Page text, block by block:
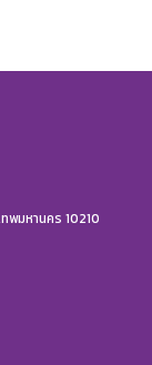
พมหานคร 10210